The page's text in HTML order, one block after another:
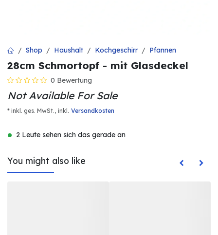
Shop Haushalt Kochgeschirr Pfannen
28cm Schmortopf - mit Glasdeckel
0 Bewertung
Not Available For Sale
* inkl. ges. MwSt., inkl. Versandkosten
2 Leute sehen sich das gerade an
You might also like